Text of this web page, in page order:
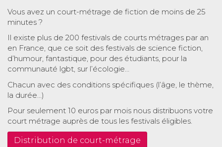
Vous avez un court-métrage de fiction de moins de 25
minutes ?
Il existe plus de 200 festivals de courts métrages par an
en France, que ce soit des festivals de science fiction,
d’humour, fantastique, pour des étudiants, pour la
communauté lgbt, sur l’écologie…
Chacun avec des conditions spécifiques (l’âge, le thème,
la durée…)
Pour seulement 10 euros par mois nous distribuons votre
court métrage auprès de tous les festivals éligibles.
Distribution de court-métrage